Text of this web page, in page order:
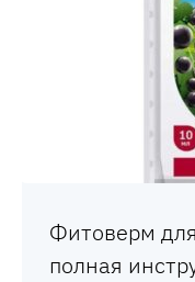
Фитоверм
полная